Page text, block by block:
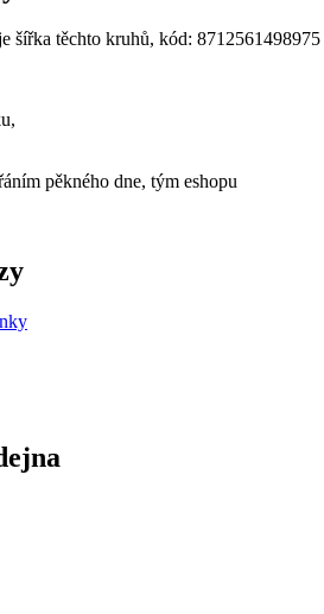
šířka těchto kruhů, kód: 8712561498975
pěkného dne, tým eshopu